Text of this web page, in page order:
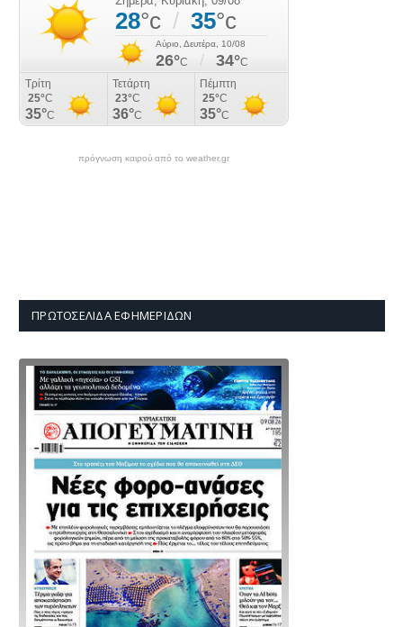
πρόγνωση καιρού από το weather.gr
ΠΡΩΤΟΣΈΛΙΔΑ ΕΦΗΜΕΡΊΔΩΝ